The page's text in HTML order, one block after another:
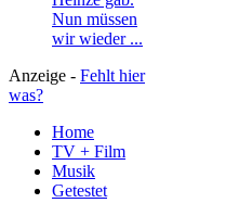
Nun müssen
wir wieder ...
Anzeige - Fehlt hier
was?
Home
TV + Film
Musik
Getestet